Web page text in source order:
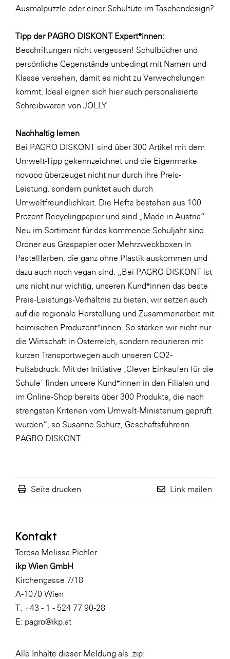
WK UBIT
Zühlke
Media
Ausmalpuzzle oder einer Schultüte im Taschendesign?
Tipp der PAGRO DISKONT Expert*innen:
Beschriftungen nicht vergessen! Schulbücher und
persönliche Gegenstände unbedingt mit Namen und
Klasse versehen, damit es nicht zu Verwechslungen
kommt. Ideal eignen sich hier auch personalisierte
Schreibwaren von JOLLY.
Nachhaltig lernen
Bei PAGRO DISKONT sind über 300 Artikel mit dem
Umwelt-Tipp gekennzeichnet und die Eigenmarke
novooo überzeuget nicht nur durch ihre Preis-
Leistung, sondern punktet auch durch
Umweltfreundlichkeit. Die Hefte bestehen aus 100
Prozent Recyclingpapier und sind „Made in Austria“.
Neu im Sortiment für das kommende Schuljahr sind
Ordner aus Graspapier oder Mehrzweckboxen in
Pastellfarben, die ganz ohne Plastik auskommen und
dazu auch noch vegan sind. „Bei PAGRO DISKONT ist
uns nicht nur wichtig, unseren Kund*innen das beste
Preis-Leistungs-Verhältnis zu bieten, wir setzen auch
auf die regionale Herstellung und Zusammenarbeit mit
heimischen Produzent*innen. So stärken wir nicht nur
die Wirtschaft in Österreich, sondern reduzieren mit
kurzen Transportwegen auch unseren CO2-
Fußabdruck. Mit der Initiative ‚Clever Einkaufen für die
Schule‘ finden unsere Kund*innen in den Filialen und
im Online-Shop bereits über 300 Produkte, die nach
strengsten Kriterien vom Umwelt-Ministerium geprüft
wurden“, so Susanne Schürz, Geschäftsführerin
PAGRO DISKONT.
Seite drucken Link mailen
Kontakt
Teresa Melissa Pichler
ikp Wien GmbH
Kirchengasse 7/18
A-1070 Wien
T: +43 - 1 - 524 77 90-28
E: pagro@ikp.at
Alle Inhalte dieser Meldung als .zip: